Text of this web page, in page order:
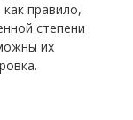
правило,
степени
их